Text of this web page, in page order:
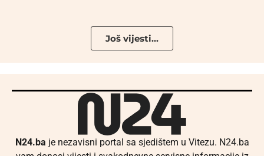
Još vijesti...
N24.ba je nezavisni portal sa sjedištem u Vitezu. N24.ba